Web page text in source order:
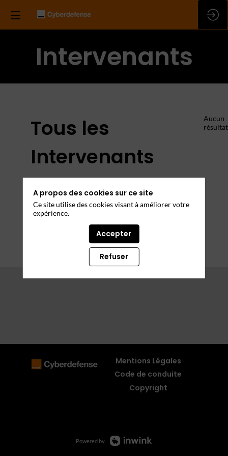
Intervenants
Tous les
Intervenants
domaine
Aucun
résultat
Mentions Légales
Code de conduite
Copyright
Powered by
A propos des cookies sur ce site
Ce site utilise des cookies visant à améliorer votre
expérience.
Accepter
Refuser